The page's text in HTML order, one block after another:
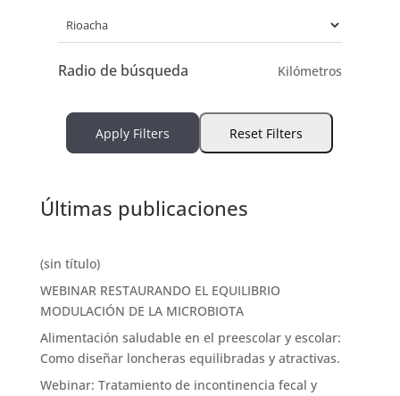
Radio de búsqueda Kilómetros
Apply Filters Reset Filters
Últimas publicaciones
(sin título)
WEBINAR RESTAURANDO EL EQUILIBRIO
MODULACIÓN DE LA MICROBIOTA
Alimentación saludable en el preescolar y escolar:
Como diseñar loncheras equilibradas y atractivas.
Webinar: Tratamiento de incontinencia fecal y